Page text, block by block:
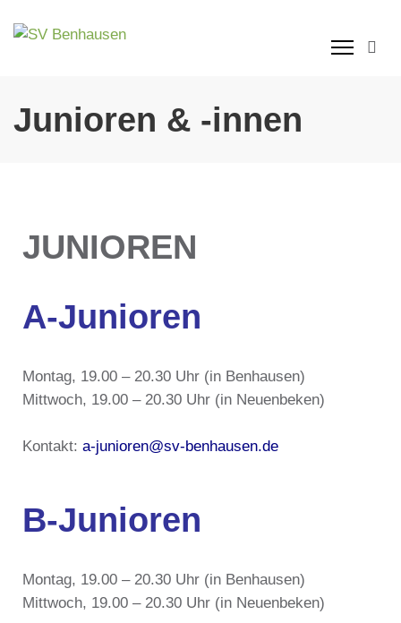
Junioren & -innen
JUNIOREN
A-Junioren
Montag, 19.00 – 20.30 Uhr (in Benhausen)
Mittwoch, 19.00 – 20.30 Uhr (in Neuenbeken)
Kontakt: a-junioren@sv-benhausen.de
B-Junioren
Montag, 19.00 – 20.30 Uhr (in Benhausen)
Mittwoch, 19.00 – 20.30 Uhr (in Neuenbeken)